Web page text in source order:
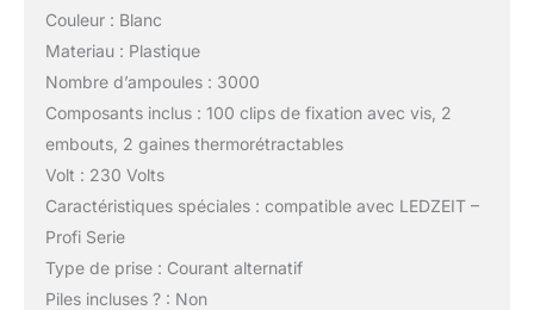
Couleur : Blanc
Materiau : Plastique
Nombre d’ampoules : 3000
Composants inclus : 100 clips de fixation avec vis, 2
embouts, 2 gaines thermorétractables
Volt : 230 Volts
Caractéristiques spéciales : compatible avec LEDZEIT –
Profi Serie
Type de prise : Courant alternatif
Piles incluses ? : Non